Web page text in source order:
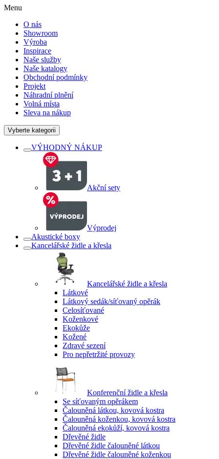
Menu
O nás
Showroom
Výroba
Inspirace
Naše služby
Naše katalogy
Obchodní podmínky
Projekt
Náhradní plnění
Volná místa
Sleva na nákup
Vyberte kategorii
VÝHODNÝ NÁKUP
Akční sety
Výprodej
Akustické boxy
Kancelářské židle a křesla
Kancelářské židle a křesla
Látkové
Látkový sedák/síťovaný opěrák
Celosíťované
Koženkové
Ekokůže
Kožené
Zdravé sezení
Pro nepřetržité provozy
Konferenční židle a křesla
Se síťovaným opěrákem
Čalouněná látkou, kovová kostra
Čalouněná koženkou, kovová kostra
Čalouněná ekokůží, kovová kostra
Dřevěné židle
Dřevěné židle čalouněné látkou
Dřevěné židle čalouněné koženkou